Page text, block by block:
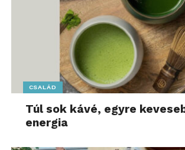
CSALÁD
Túl sok kávé, egyre
energia